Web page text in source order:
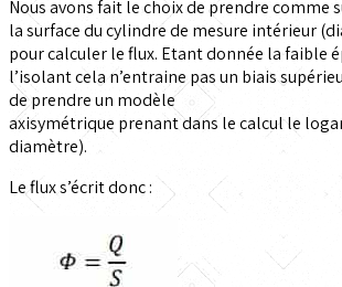
Nous avons fait le choix de prendre comme
la surface du cylindre de mesure intérieur
pour calculer le flux. Etant donnée la faible
l’isolant cela n’entraine pas un biais
de prendre un modèle
axisymétrique prenant dans le calcul le
diamètre).
Le flux s’écrit donc :